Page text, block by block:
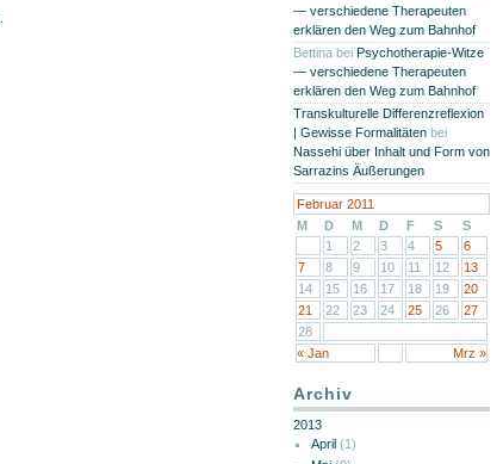
— verschiedene Therapeuten
erklären den Weg zum Bahnhof
Bettina bei Psychotherapie-Witze
— verschiedene Therapeuten
erklären den Weg zum Bahnhof
Transkulturelle Differenzreflexion
| Gewisse Formalitäten bei
Nassehi über Inhalt und Form von
Sarrazins Äußerungen
Februar 2011
M
D M D F S S
« Jan Mrz »
1 2 3 4 5
6
7
8 9 10 11 12
13
14
15 16 17 18 19
20
21
22 23 24 25 26
27
28
Archiv
2013
April (1)